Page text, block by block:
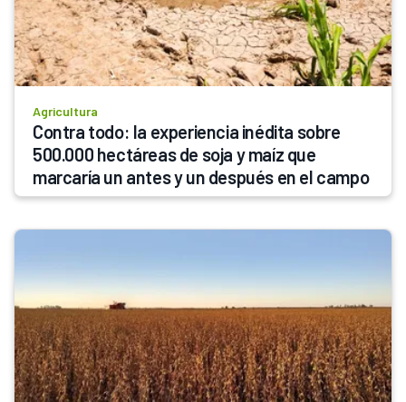
Agricultura
Contra todo: la experiencia inédita sobre
500.000 hectáreas de soja y maíz que
marcaría un antes y un después en el campo